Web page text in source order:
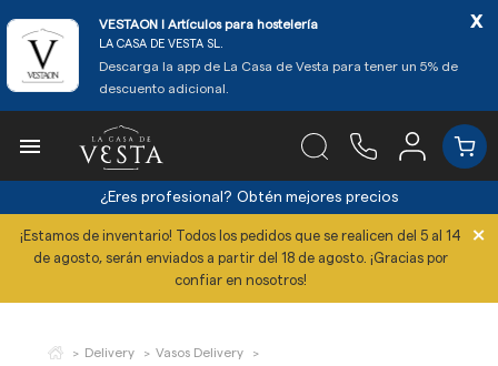
VESTAON l Artículos para hostelería
LA CASA DE VESTA SL.
Descarga la app de La Casa de Vesta para tener un 5% de
descuento adicional.
x

¿Eres profesional? Obtén mejores precios
¡Estamos de inventario! Todos los pedidos que se realicen del 5 al 14
de agosto, serán enviados a partir del 18 de agosto. ¡Gracias por
confiar en nosotros!
×
Delivery
Vasos Delivery